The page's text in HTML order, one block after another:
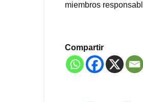
miembros
Compartir